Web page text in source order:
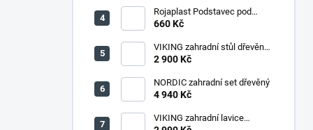
Rojaplast Podstavec pod
slunečník 22kg
660 Kč
VIKING zahradní stůl dřevěný
PŘÍRODNÍ - 150 cm
2 900 Kč
NORDIC zahradní set dřevěný
4 940 Kč
VIKING zahradní lavice